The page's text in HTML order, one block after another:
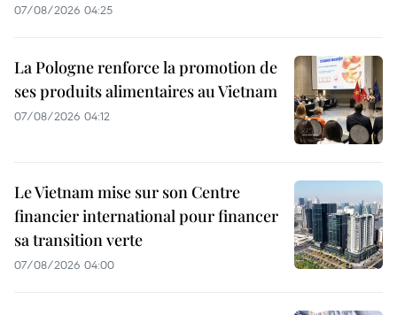
07/08/2026 04:25
La Pologne renforce la promotion de
ses produits alimentaires au Vietnam
07/08/2026 04:12
Le Vietnam mise sur son Centre
financier international pour financer
sa transition verte
07/08/2026 04:00